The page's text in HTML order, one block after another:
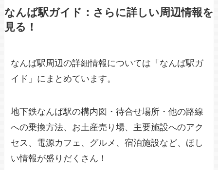
なんば駅ガイド：さらに詳しい周辺情報を
見る！
なんば駅周辺の詳細情報については「なんば駅ガ
イド」にまとめています。
地下鉄なんば駅の構内図・待合せ場所・他の路線
への乗換方法、お土産売り場、主要施設へのアク
セス、電源カフェ、グルメ、宿泊施設など、ほし
い情報が盛りだくさん！